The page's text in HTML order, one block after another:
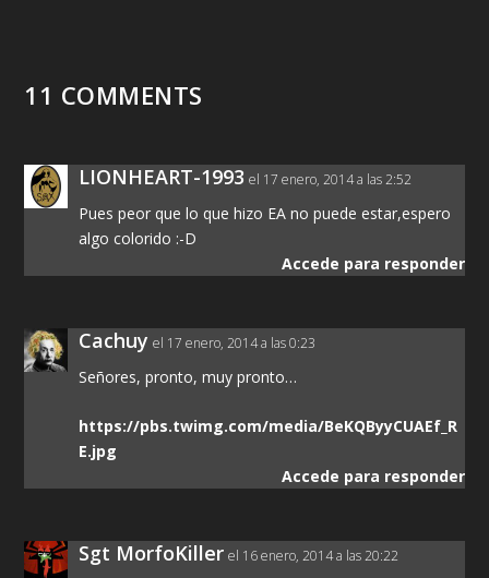
11 COMMENTS
LIONHEART-1993 el 17 enero, 2014 a las 2:52
Pues peor que lo que hizo EA no puede estar,espero
algo colorido :-D
Accede para responder
Cachuy el 17 enero, 2014 a las 0:23
Señores, pronto, muy pronto…
https://pbs.twimg.com/media/BeKQByyCUAEf_R
E.jpg
Accede para responder
Sgt MorfoKiller el 16 enero, 2014 a las 20:22